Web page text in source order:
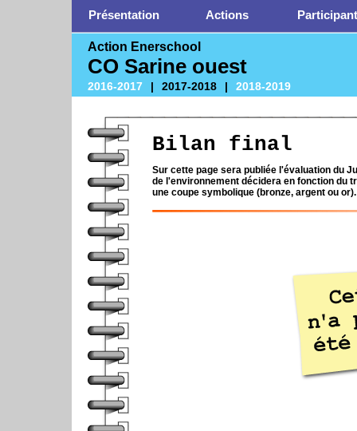
Présentation Actions
Action Enerschool
CO Sarine ouest
2016-2017 | 2017-2018 | 2018-2019
Bilan final
Sur cette page sera publiée l'évaluation du
de l'environnement décidera en fonction du
une coupe symbolique (bronze, argent ou or).